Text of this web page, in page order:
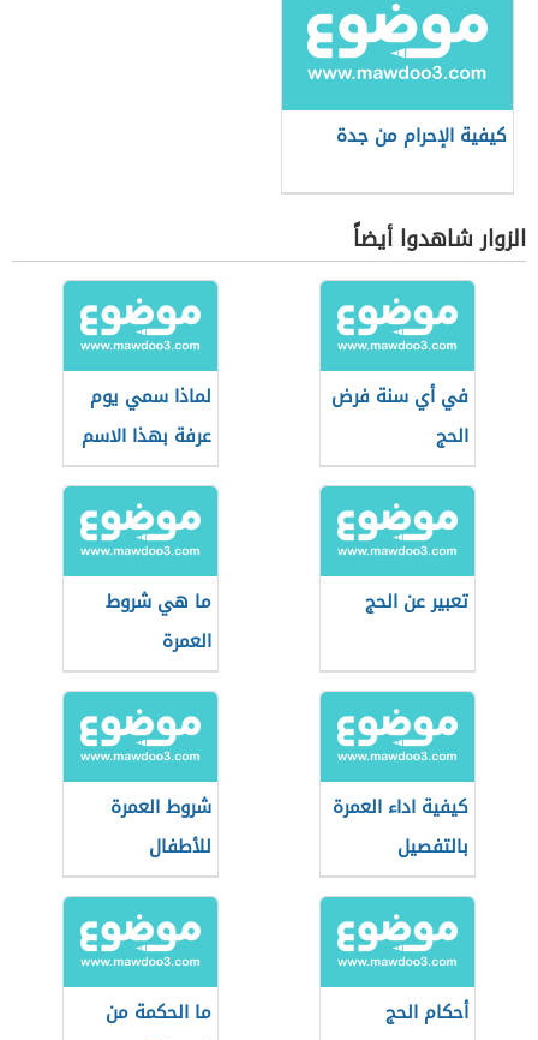
كيفية الإحرام من جدة
الزوار شاهدوا أيضاً
في أي سنة فرض
الحج
لماذا سمي يوم
عرفة بهذا الاسم
تعبير عن الحج
ما هي شروط
العمرة
كيفية اداء العمرة
بالتفصيل
شروط العمرة
للأطفال
أحكام الحج
ما الحكمة من